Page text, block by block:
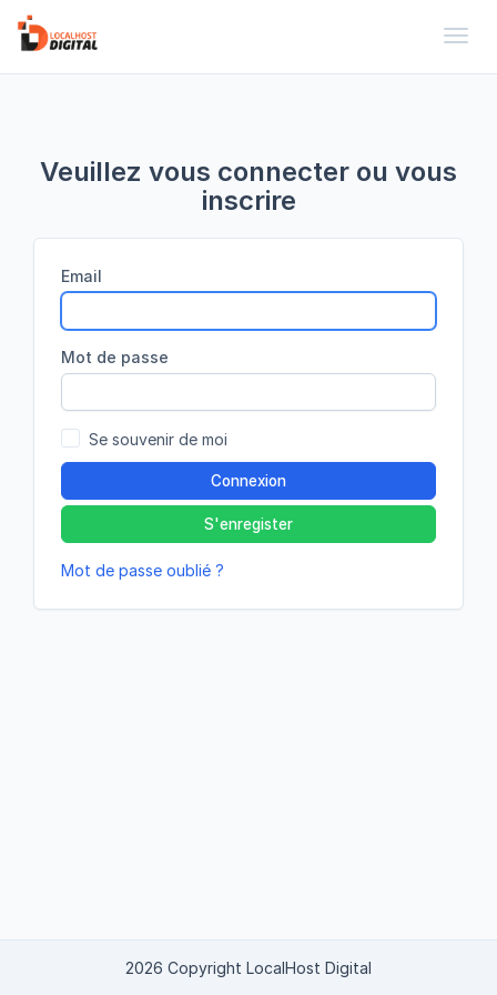
Veuillez vous connecter ou vous
inscrire
Email
Mot de passe
Se souvenir de moi
Connexion
S'enregister
Mot de passe oublié ?
2026 Copyright LocalHost Digital